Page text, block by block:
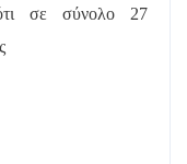
σε σύνολο 27